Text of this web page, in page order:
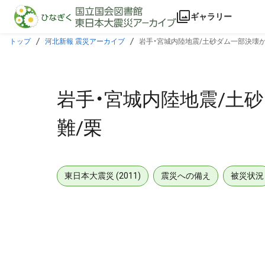
本文に飛ぶ
ギャラリー
トップ 河北新報 震災アーカイブ 岩手・宮城内陸地震/土砂ダム一部決壊
岩手・宮城内陸地震/土
難/栗
東日本大震災 (2011) 震災への備え 被災状況